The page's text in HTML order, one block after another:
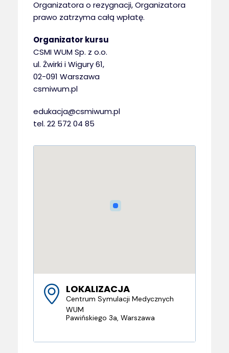
Organizatora o rezygnacji, Organizatora
prawo zatrzyma całą wpłatę.
Organizator kursu
CSMI WUM Sp. z o.o.
ul. Żwirki i Wigury 61,
02-091 Warszawa
csmiwum.pl
edukacja@csmiwum.pl
tel. 22 572 04 85
LOKALIZACJA
Centrum Symulacji Medycznych
WUM
Pawińskiego 3a, Warszawa